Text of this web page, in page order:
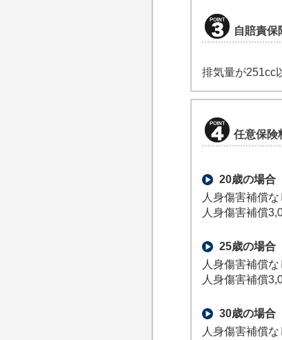
自賠責保
排気量が251cc
任意保険
20歳の場合
人身傷害補償
人身傷害補償
25歳の場合
人身傷害補償
人身傷害補償
30歳の場合
人身傷害補償